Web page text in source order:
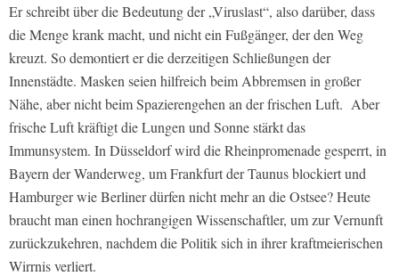
Er schreibt über die Bedeutung der „Viruslast“, also darüber, dass
die Menge krank macht, und nicht ein Fußgänger, der den Weg
kreuzt. So demontiert er die derzeitigen Schließungen der
Innenstädte. Masken seien hilfreich beim Abbremsen in großer
Nähe, aber nicht beim Spazierengehen an der frischen Luft. Aber
frische Luft kräftigt die Lungen und Sonne stärkt das
Immunsystem. In Düsseldorf wird die Rheinpromenade gesperrt, in
Bayern der Wanderweg, um Frankfurt der Taunus blockiert und
Hamburger wie Berliner dürfen nicht mehr an die Ostsee? Heute
braucht man einen hochrangigen Wissenschaftler, um zur Vernunft
zurückzukehren, nachdem die Politik sich in ihrer kraftmeierischen
Wirrnis verliert.